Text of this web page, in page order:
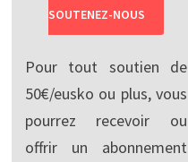
SOUTENEZ-NOUS
Pour tout soutien de
50€/eusko ou plus, vous
pourrez recevoir ou
offrir un abonnement